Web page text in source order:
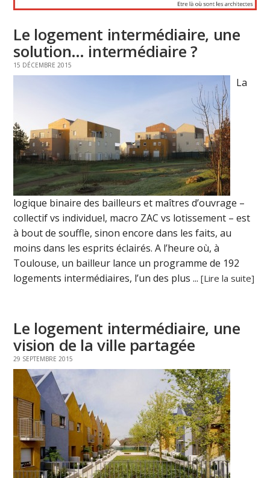
Le logement intermédiaire, une
solution… intermédiaire ?
15 DÉCEMBRE 2015
La
logique binaire des bailleurs et maîtres d’ouvrage –
collectif vs individuel, macro ZAC vs lotissement – est
à bout de souffle, sinon encore dans les faits, au
moins dans les esprits éclairés. A l’heure où, à
Toulouse, un bailleur lance un programme de 192
logements intermédiaires, l’un des plus ...[Lire la suite]
Le logement intermédiaire, une
vision de la ville partagée
29 SEPTEMBRE 2015